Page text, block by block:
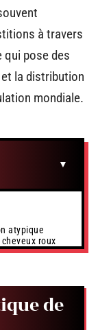
à travers
qui pose des
la distribution
mondiale.
atypique
roux
de